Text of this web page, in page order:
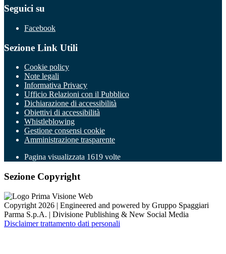
Seguici su
Facebook
Sezione Link Utili
Cookie policy
Note legali
Informativa Privacy
Ufficio Relazioni con il Pubblico
Dichiarazione di accessibilità
Obiettivi di accessibilità
Whistleblowing
Gestione consensi cookie
Amministrazione trasparente
Pagina visualizzata 1619 volte
Sezione Copyright
Copyright 2026 | Engineered and powered by Gruppo Spaggiari
Parma S.p.A. | Divisione Publishing & New Social Media
Disclaimer trattamento dati personali